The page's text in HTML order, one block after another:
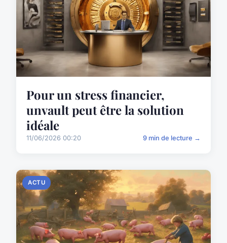
Pour un stress financier,
unvault peut être la solution
idéale
11/06/2026 00:20 9 min de lecture →
ACTU